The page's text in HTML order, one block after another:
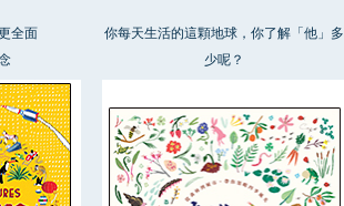
全面
你每天生活的這顆地球，你了解「他」多
少呢？